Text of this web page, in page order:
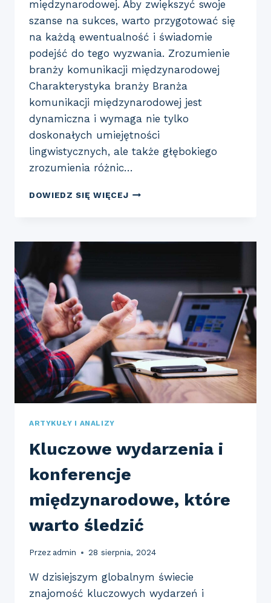
międzynarodowej. Aby zwiększyć swoje
szanse na sukces, warto przygotować się
na każdą ewentualność i świadomie
podejść do tego wyzwania. Zrozumienie
branży komunikacji międzynarodowej
Charakterystyka branży Branża
komunikacji międzynarodowej jest
dynamiczna i wymaga nie tylko
doskonałych umiejętności
lingwistycznych, ale także głębokiego
zrozumienia różnic…
DOWIEDZ SIĘ WIĘCEJJAK
DO
W
KOMUNIKACJI
MIĘDZYNARODOWEJ?
ARTYKUŁY I ANALIZY
Kluczowe wydarzenia i
konferencje
międzynarodowe, które
warto śledzić
Przez admin 28 sierpnia, 2024
W dzisiejszym globalnym świecie
znajomość kluczowych wydarzeń i